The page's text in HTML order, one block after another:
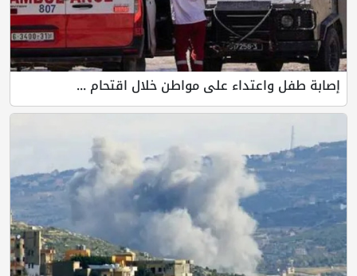
إصابة طفل واعتداء على مواطن خلال اقتحام ...